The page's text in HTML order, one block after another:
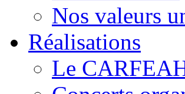
Nos valeurs
Réalisations
Le